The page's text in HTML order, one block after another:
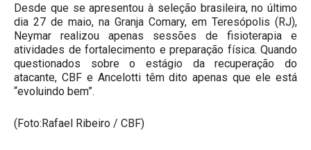
Desde que se apresentou à seleção brasileira, no último
dia 27 de maio, na Granja Comary, em Teresópolis (RJ),
Neymar realizou apenas sessões de fisioterapia e
atividades de fortalecimento e preparação física. Quando
questionados sobre o estágio da recuperação do
atacante, CBF e Ancelotti têm dito apenas que ele está
“evoluindo bem”.
(Foto:Rafael Ribeiro / CBF)